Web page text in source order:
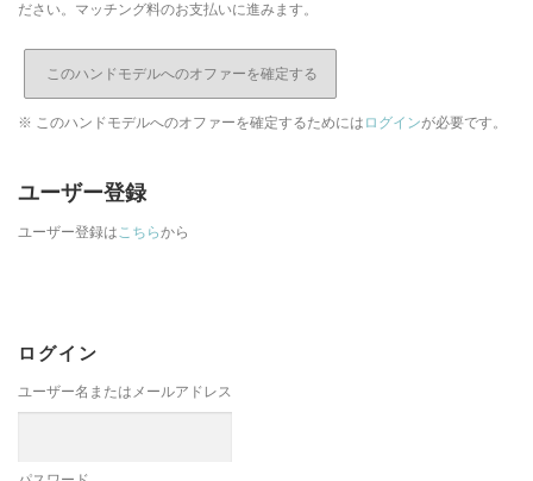
ださい。マッチング料のお支払いに進みます。
※ このハンドモデルへのオファーを確定するためには ログインが必要です。
ユーザー登録
ユーザー登録はこちらから
ログイン
ユーザー名またはメールアドレス